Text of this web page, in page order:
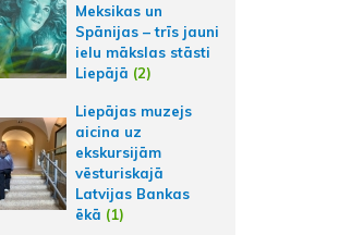
Meksikas un
Spānijas – trīs jauni
ielu mākslas stāsti
Liepājā (2)
Liepājas muzejs
aicina uz
ekskursijām
vēsturiskajā
Latvijas Bankas
ēkā (1)